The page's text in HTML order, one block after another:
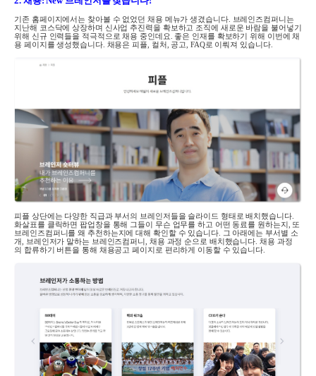
기존 홈페이지에서는 찾아볼 수 없었던 채용 메뉴가 생겼습니다.
브레인즈컴퍼니는
지난해 코스닥에 상장하며 신사업 추진력을 확보하고 조직에 새로운 바람을 불어넣기
위해 신규 인력들을 적극적으로 채용 중인데요 .좋은 인재를 확보하기 위해 이번에 채
용 페이지를 생성했습니다. 채용은 피플 컬처 ,공고 FAQ로 이뤄져 있습니다.
피플 상단에는 다양한 직급과 부서의 브레인저들을 슬라이드 형태로 배치했습니다.
화살표를 클릭하면 팝업창을 통해 그들이 무슨 업무를 하고 어떤 동료를 원하는지 또
브레인즈컴퍼니를 왜 추천하는지에 대해 확인할 수 있습니다. 그 아래에는 부서별 소
개, 브레인저가 말하는 브레인즈컴퍼니, 채용 과정 순으로 배치했습니다. 채용 과정
의 합류하기 버튼을 통해 채용공고 페이지로 편리하게 이동할 수 있습니다.